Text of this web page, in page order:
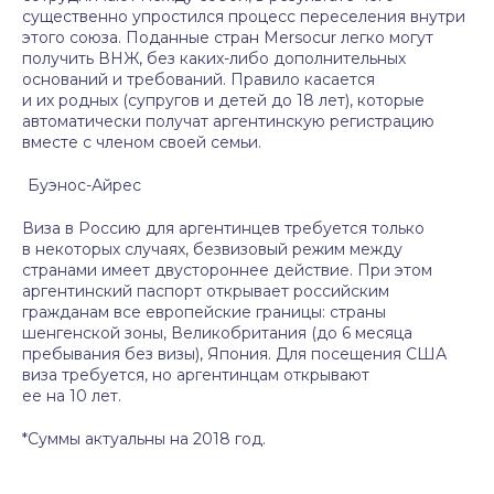
существенно упростился процесс переселения внутри
этого союза. Поданные стран Mersocur легко могут
получить ВНЖ, без каких-либо дополнительных
оснований и требований. Правило касается
и их родных (супругов и детей до 18 лет), которые
автоматически получат аргентинскую регистрацию
вместе с членом своей семьи.
Буэнос-Айрес
Виза в Россию для аргентинцев требуется только
в некоторых случаях, безвизовый режим между
странами имеет двустороннее действие. При этом
аргентинский паспорт открывает российским
гражданам все европейские границы: страны
шенгенской зоны, Великобритания (до 6 месяца
пребывания без визы), Япония. Для посещения США
виза требуется, но аргентинцам открывают
ее на 10 лет.
*Суммы актуальны на 2018 год.